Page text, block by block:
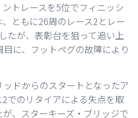
トレースを5位でフィニッシ
ともに26周のレース2とレー
たが、表彰台を狙って追い上
に、フットペグの故障により
ッドからのスタートとなったア
でのリタイアによる失点を取
、スターキーズ・ブリッジで